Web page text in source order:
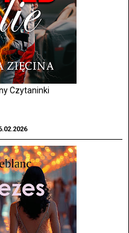
Czytaninki